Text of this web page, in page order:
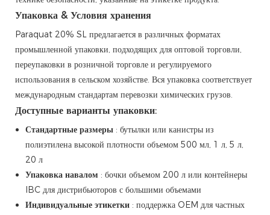
Упаковка & Условия хранения
Paraquat 20% SL предлагается в различных форматах
промышленной упаковки, подходящих для оптовой торговли,
переупаковки в розничной торговле и регулируемого
использования в сельском хозяйстве. Вся упаковка соответствует
международным стандартам перевозки химических грузов.
Доступные варианты упаковки:
Стандартные размеры : бутылки или канистры из
полиэтилена высокой плотности объемом 500 мл, 1 л, 5 л,
20 л
Упаковка навалом : бочки объемом 200 л или контейнеры
IBC для дистрибьюторов с большими объемами
Индивидуальные этикетки : поддержка OEM для частных